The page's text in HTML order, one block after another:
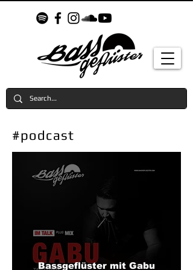
#podcast
Bassgeflüster mit Gabu